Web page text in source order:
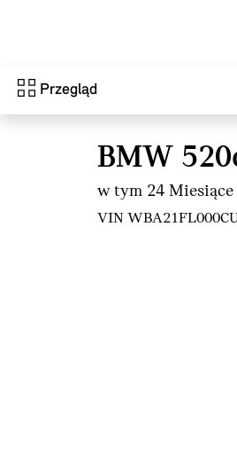
Przegląd
BMW
w tym 24
VIN